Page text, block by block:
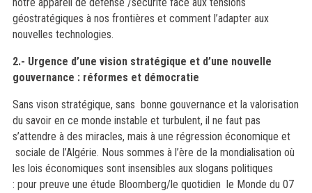
géostratégiques à nos frontières et comment l’adapter aux
nouvelles technologies.
2.- Urgence d’une vision stratégique et d’une nouvelle
gouvernance : réformes et démocratie
Sans vison stratégique, sans bonne gouvernance et la valorisation
du savoir en ce monde instable et turbulent, il ne faut pas
s’attendre à des miracles, mais à une régression économique et
sociale de l’Algérie. Nous sommes à l’ère de la mondialisation où
les lois économiques sont insensibles aux slogans politiques
: pour preuve une étude Bloomberg/le quotidien le Monde du 07